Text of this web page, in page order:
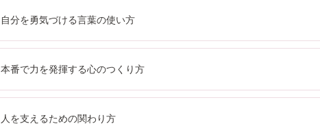
自分を勇気づける言葉の使い方
本番で力を発揮する心のつくり方
人を支えるための関わり方